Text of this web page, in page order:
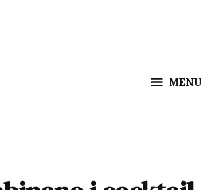
MENU